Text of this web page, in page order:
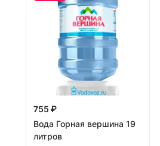
755 ₽
Вода Горная вершина 19
литров